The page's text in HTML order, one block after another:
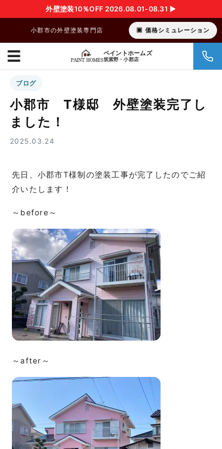
外壁塗装10％OFF 2026.08.01-08.31 ▶︎
小郡市の外壁塗装専門店 価格シミュレーション
ペイントホームズ
筑紫野・小郡店
☰
ブログ
小郡市 T様邸 外壁塗装完了し
ました！
2025.03.24
先日、小郡市T様制の塗装工事が完了したのでご紹
介いたします！
～before～
～after～